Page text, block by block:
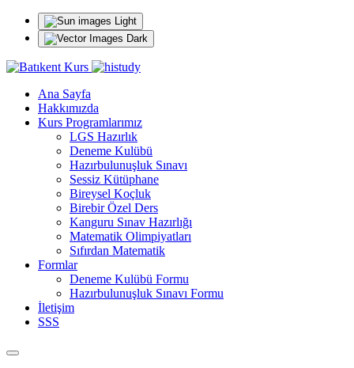
Light
Dark
Ana Sayfa
Hakkımızda
Kurs Programlarımız
LGS Hazırlık
Deneme Kulübü
Hazırbulunuşluk Sınavı
Sessiz Kütüphane
Bireysel Koçluk
Birebir Özel Ders
Kanguru Sınav Hazırlığı
Matematik Olimpiyatları
Sıfırdan Matematik
Formlar
Deneme Kulübü Formu
Hazırbulunuşluk Sınavı Formu
İletişim
SSS